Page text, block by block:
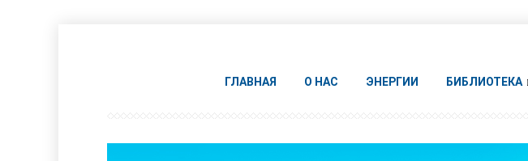
ГЛАВНАЯ О НАС ЭНЕРГИИ БИБЛИОТЕКА